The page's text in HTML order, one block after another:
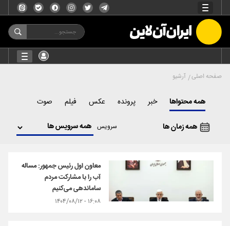
صفحه اصلی آرشیو
همه محتواها خبر پرونده عکس فیلم صوت
همه زمان ها سرویس
معاون اول رئیس جمهور: مساله
آب را با مشارکت مردم
ساماندهی می‌کنیم
۱۶:۰۸ - ۱۴۰۴/۰۸/۱۲